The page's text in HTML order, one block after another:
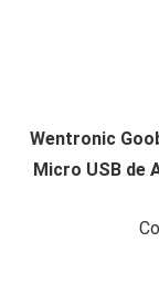
Wentronic
Micro USB de